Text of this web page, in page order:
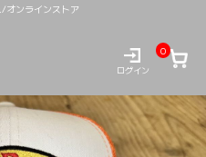
オンラインストア
ログイン
0